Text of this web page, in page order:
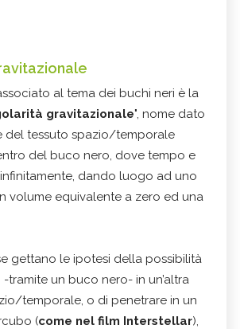
al tema dei buchi neri è la
gravitazionale", nome dato
del tessuto spazio/temporale
del buco nero, dove tempo e
dando luogo ad uno
volume equivalente a zero ed una
gettano le ipotesi della possibilità
-tramite un buco nero- in un’altra
temporale, o di penetrare in un
(come nel film Interstellar),